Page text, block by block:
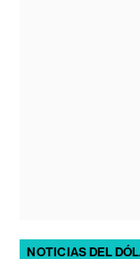
NOTICIAS DEL